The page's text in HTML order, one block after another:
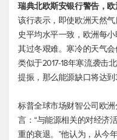
瑞典北欧斯安银行警告，欧
该行表示，即使欧洲天然
史平均水平一致，欧洲每
其过冬艰难。寒冷的天气
类似于2017-18年寒流袭击
提振，那么能源缺口将达到
标普全球市场财智公司欧
言：“与能源相关的对经济
重的衰退。”他认为，从今